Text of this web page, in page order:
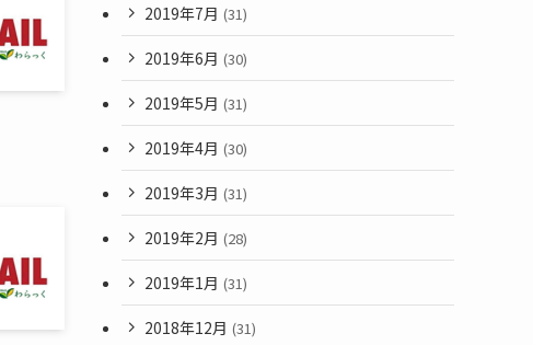
2019年7月 (31)
2019年6月 (30)
2019年5月 (31)
2019年4月 (30)
2019年3月 (31)
2019年2月 (28)
2019年1月 (31)
2018年12月 (31)